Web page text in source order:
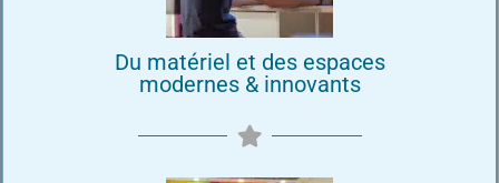
Du matériel et des espaces
modernes & innovants